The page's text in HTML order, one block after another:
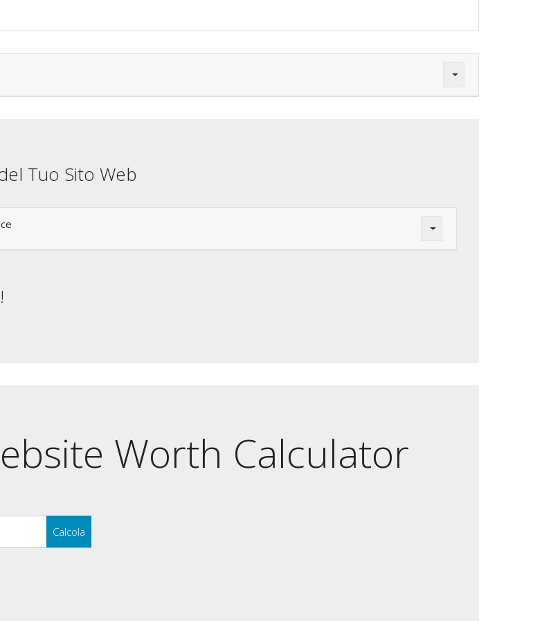
Tuo Sito Web
!
Worth Calculator
Calcola